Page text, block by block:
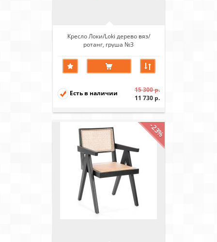
Кресло Локи/Loki дерево вяз/
ротанг, груша №3
Есть в наличии
15 300 р.
11 730 р.
-23%